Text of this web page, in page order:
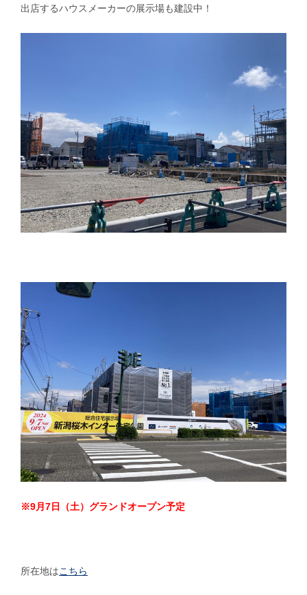
出店するハウスメーカーの展示場も建設中！
※9月7日（土）グランドオープン予定
所在地はこちら